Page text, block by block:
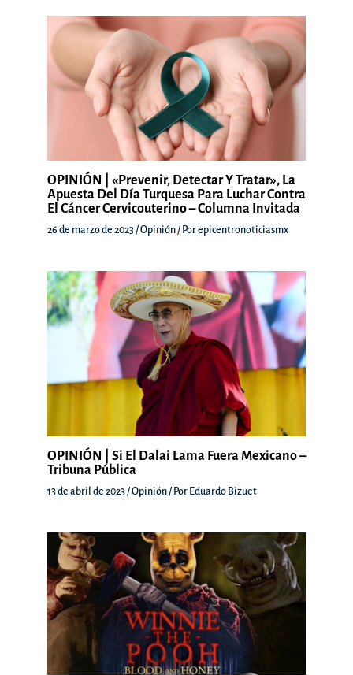
OPINIÓN | «Prevenir, Detectar Y Tratar», La
Apuesta Del Día Turquesa Para Luchar Contra
El Cáncer Cervicouterino – Columna Invitada
26 de marzo de 2023/Opinión/ Porepicentronoticiasmx
OPINIÓN | Si El Dalai Lama Fuera Mexicano –
Tribuna Pública
13 de abril de 2023 /Opinión / Por Eduardo Bizuet